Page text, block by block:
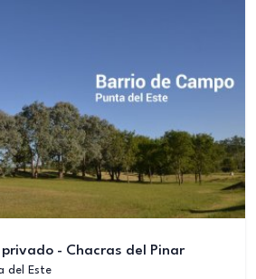
- Chacras del Pinar
del Este